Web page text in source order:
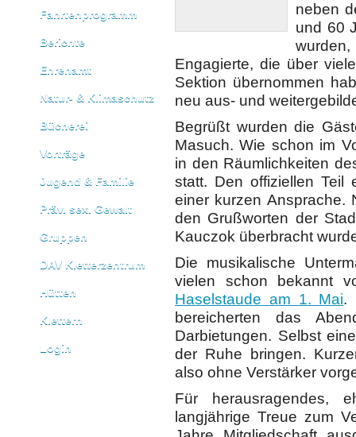
Fahrtenprogramm
Berichte
Ehrenamt
Natur- & Klimaschutz
Bücherei
Vorträge
Jugend & Familie
Präv. sex. Gewalt
Gruppen
DAV Kletterzentrum
Hütten
Klettern
Login
neben
und 60
Engagierte, die über
Sektion übernommen
neu aus- und
Begrüßt wurden die
Masuch. Wie schon im
in den Räumlichkeiten
statt. Den offiziellen Teil
einer kurzen Ansprache.
den Grußworten der
Kauczok überbracht
Die musikalische
vielen schon bekannt
Haselstaude am 1. Mai.
bereicherten das
Darbietungen. Selbst
der Ruhe bringen.
also ohne Verstärker
Für herausragendes,
langjährige Treue zum